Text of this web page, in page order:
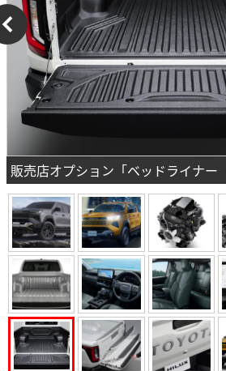
販売店オプション「ベッドライナー